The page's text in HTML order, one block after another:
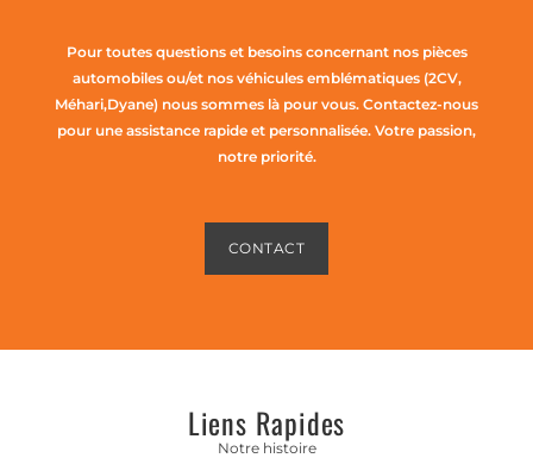
Pour toutes questions et besoins concernant nos pièces
automobiles ou/et nos véhicules emblématiques (2CV,
Méhari,Dyane) nous sommes là pour vous. Contactez-nous
pour une assistance rapide et personnalisée. Votre passion,
notre priorité.
CONTACT
Liens Rapides
Notre histoire